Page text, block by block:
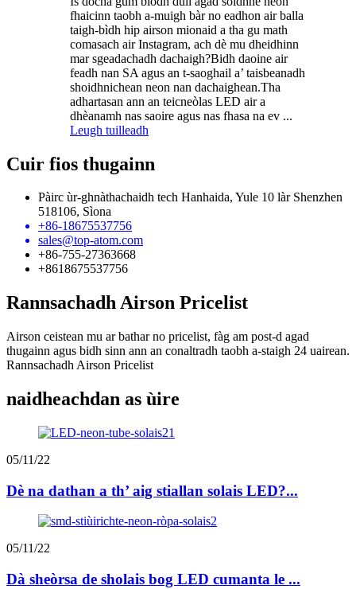
fhaicinn taobh a-muigh bàr no eadhon air balla
taigh-bìdh hip airson mionaid a tha gu math
comasach air Instagram, ach dè mu dheidhinn
mar sgeadachadh dachaigh?Bidh daoine air
feadh nan SA agus an t-saoghail a’ taisbeanadh
shoidhnichean neon nan dachaighean.Tha
adhartasan ann an teicneòlas LED air a
dhèanamh nas saoire agus nas fhasa na ev ...
Leugh tuilleadh
Cuir fios thugainn
Pàirc ùr-ghnàthachaidh tech Hanhaida, Yule 10 làr Shenzhen
518106, Sìona
+86-18675537756
sales@top-atom.com
+86-755-27363668
+8618675537756
Rannsachadh Airson Pricelist
Airson ceistean mu ar bathar no pricelist, fàg am post-d agad
thugainn agus bidh sinn ann an conaltradh taobh a-staigh 24 uairean.
Rannsachadh Airson Pricelist
naidheachdan as ùire
05/11/22
Dè na dathan a th’ aig stiallan solais LED?...
05/11/22
Dà sheòrsa de sholais bog LED cumanta le ...